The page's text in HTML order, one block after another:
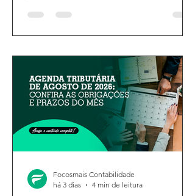
Focosmais Contabilidade
há 3 dias
4 min de leitura